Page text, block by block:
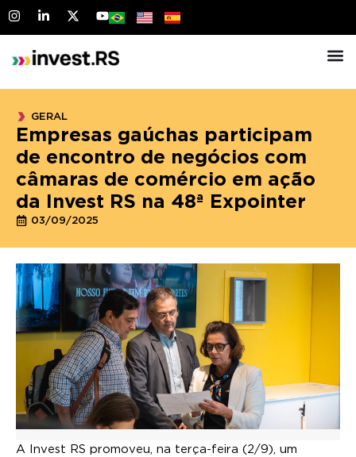
GERAL
Empresas gaúchas participam
de encontro de negócios com
câmaras de comércio em ação
da Invest RS na 48ª Expointer
03/09/2025
A Invest RS promoveu, na terça-feira (2/9), um